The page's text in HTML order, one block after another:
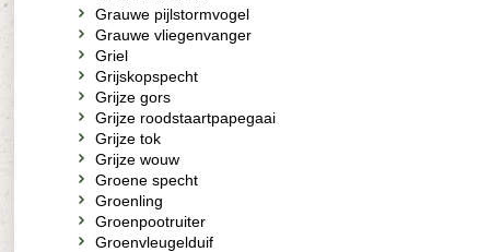
Grauwe pijlstormvogel
Grauwe vliegenvanger
Griel
Grijskopspecht
Grijze gors
Grijze roodstaartpapegaai
Grijze tok
Grijze wouw
Groene specht
Groenling
Groenpootruiter
Groenvleugelduif